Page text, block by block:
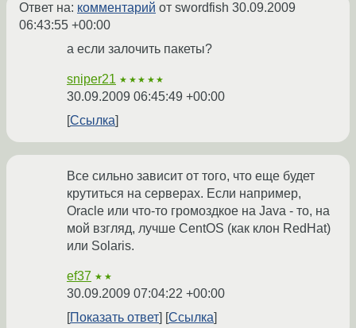
Ответ на: комментарий от swordfish 30.09.2009
06:43:55 +00:00
а если залочить пакеты?
sniper21 ★★★★★
30.09.2009 06:45:49 +00:00
Ссылка
Все сильно зависит от того, что еще будет
крутиться на серверах. Если например,
Oracle или что-то громоздкое на Java - то, на
мой взгляд, лучше CentOS (как клон RedHat)
или Solaris.
ef37 ★★
30.09.2009 07:04:22 +00:00
Показать ответ
Ссылка